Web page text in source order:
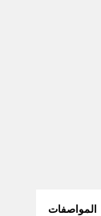
المواصفات